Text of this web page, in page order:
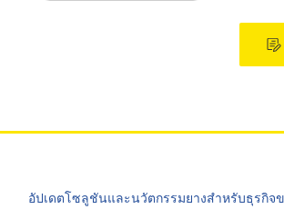
อัปเดตโซลูชันและนวัตกรรมยางสำหรับธุรกิจ